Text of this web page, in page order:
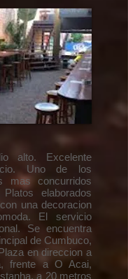
alto. Excelente
Uno de los
mas concurridos
elaborados
una decoracion
El servicio
Se encuentra
de Cumbuco,
en direccion a
frente a O Acai,
a 20 metros